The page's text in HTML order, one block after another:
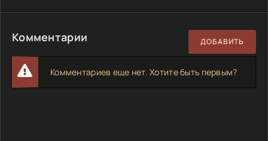
Комментарии ДОБАВИТЬ
Комментариев еще нет. Хотите быть первым?